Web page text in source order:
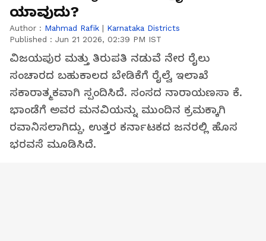
ಯಾವುದು?
Author : Mahmad Rafik | Karnataka Districts
Published : Jun 21 2026, 02:39 PM IST
ವಿಜಯಪುರ ಮತ್ತು ತಿರುಪತಿ ನಡುವೆ ನೇರ ರೈಲು
ಸಂಚಾರದ ಬಹುಕಾಲದ ಬೇಡಿಕೆಗೆ ರೈಲ್ವೆ ಇಲಾಖೆ
ಸಕಾರಾತ್ಮಕವಾಗಿ ಸ್ಪಂದಿಸಿದೆ. ಸಂಸದ ನಾರಾಯಣಸಾ ಕೆ.
ಭಾಂಡೆಗೆ ಅವರ ಮನವಿಯನ್ನು ಮುಂದಿನ ಕ್ರಮಕ್ಕಾಗಿ
ರವಾನಿಸಲಾಗಿದ್ದು, ಉತ್ತರ ಕರ್ನಾಟಕದ ಜನರಲ್ಲಿ ಹೊಸ
ಭರವಸೆ ಮೂಡಿಸಿದೆ.